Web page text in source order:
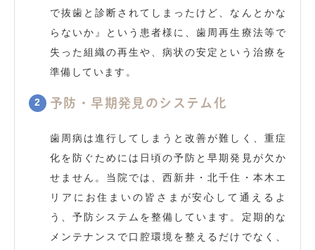
で抜歯と診断されてしまったけど、なんとかな
らないか』という患者様に、歯周再生療法等で
失った組織の再生や、病状の安定という治療を
準備しています。
予防・早期発見のシステム化
歯周病は進行してしまうと改善が難しく、重症
化を防ぐためには日頃の予防と早期発見が欠か
せません。当院では、西新井・北千住・本木エ
リアにお住まいの皆さまが安心して通えるよ
う、予防システムを整備しています。定期的な
メンテナンスで口腔環境を整えるだけでなく、